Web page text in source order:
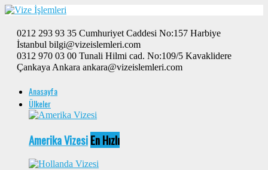
0212 293 93 35 Cumhuriyet Caddesi No:157 Harbiye
İstanbul bilgi@vizeislemleri.com
0312 970 03 00 Tunali Hilmi cad. No:109/5 Kavaklidere
Çankaya Ankara ankara@vizeislemleri.com
Anasayfa
Ülkeler
Amerika VizesiEn Hızlı